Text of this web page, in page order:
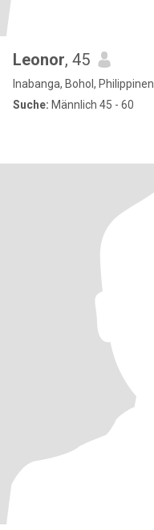
Leonor, 45
Inabanga, Bohol, Philippinen
Suche: Männlich 45 - 60